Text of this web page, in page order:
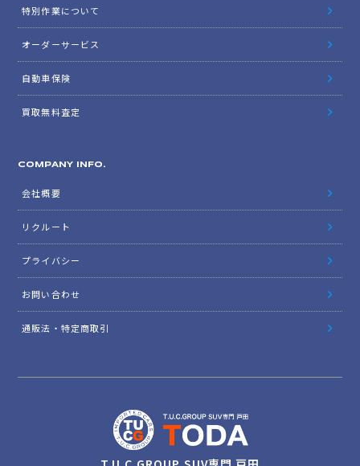
特別作業について
オーダーサービス
自動車保険
買取無料査定
COMPANY INFO.
会社概要
リクルート
プライバシー
お問い合わせ
通販法・特定商取引